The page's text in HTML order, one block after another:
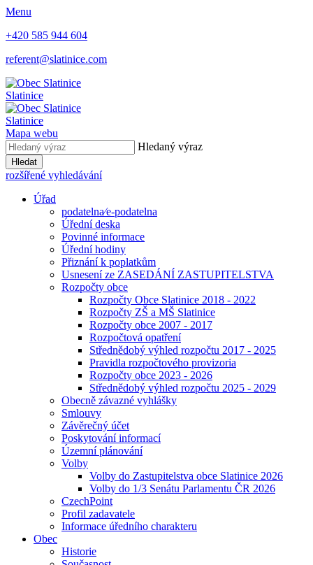
Menu
+420 585 944 604
referent@slatinice.com
Slatinice
Slatinice
Mapa webu
Hledaný výraz
Hledat
rozšířené vyhledávání
Úřad
podatelna⁄e-podatelna
Úřední deska
Povinné informace
Úřední hodiny
Přiznání k poplatkům
Usnesení ze ZASEDÁNÍ ZASTUPITELSTVA
Rozpočty obce
Rozpočty Obce Slatinice 2018 - 2022
Rozpočty ZŠ a MŠ Slatinice
Rozpočty obce 2007 - 2017
Rozpočtová opatření
Střednědobý výhled rozpočtu 2017 - 2025
Pravidla rozpočtového provizoria
Rozpočty obce 2023 - 2026
Střednědobý výhled rozpočtu 2025 - 2029
Obecně závazné vyhlášky
Smlouvy
Závěrečný účet
Poskytování informací
Územní plánování
Volby
Volby do Zastupitelstva obce Slatinice 2026
Volby do 1/3 Senátu Parlamentu ČR 2026
CzechPoint
Profil zadavatele
Informace úředního charakteru
Obec
Historie